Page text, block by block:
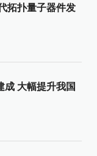
拓扑量子器件发
成 大幅提升我国